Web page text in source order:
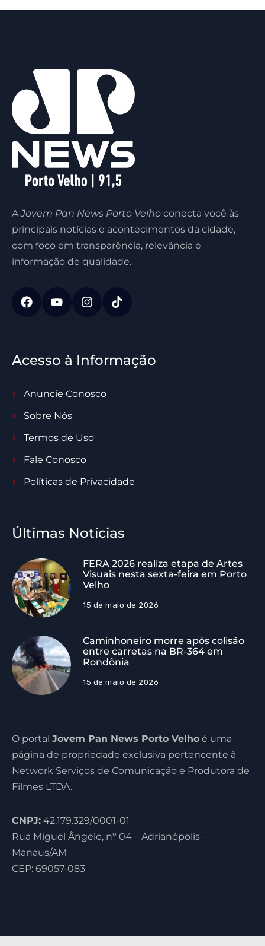
AJovem Pan News Porto Velho conecta você às
principais notícias e acontecimentos da cidade,
com foco em transparência, relevância e
informação de qualidade.
Acesso à Informação
Anuncie Conosco
Sobre Nós
Termos de Uso
Fale Conosco
Políticas de Privacidade
Últimas Notícias
FERA 2026 realiza etapa de Artes
Visuais nesta sexta-feira em Porto
Velho
15 de maio de 2026
Caminhoneiro morre após colisão
entre carretas na BR-364 em
Rondônia
15 de maio de 2026
O portal Jovem Pan News Porto Velho é uma
página de propriedade exclusiva pertencente à
Network Serviços de Comunicação e Produtora de
Filmes LTDA.
CNPJ: 42.179.329/0001-01
Rua Miguel Ângelo, nº 04 – Adrianópolis –
Manaus/AM
CEP: 69057-083